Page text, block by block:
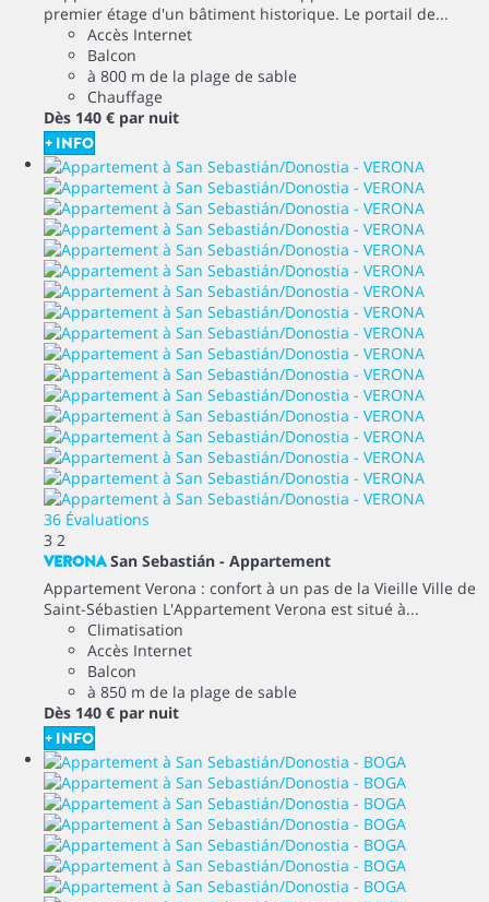
premier étage d'un bâtiment historique. Le portail de...
Accès Internet
Balcon
à 800 m de la plage de sable
Chauffage
Dès 140 € par nuit
+ INFO
36 Évaluations
3 2
VERONA San Sebastián - Appartement
Appartement Verona : confort à un pas de la Vieille Ville de
Saint-Sébastien L'Appartement Verona est situé à...
Climatisation
Accès Internet
Balcon
à 850 m de la plage de sable
Dès 140 € par nuit
+ INFO